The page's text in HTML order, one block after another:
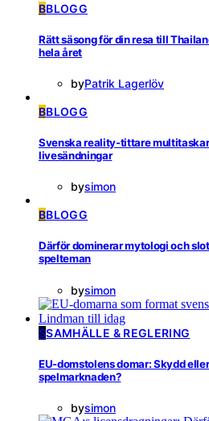
BBLOGG
Rätt säsong för din resa till
hela året
byPatrik Lagerlöv
BBLOGG
Svenska reality-tittare
livesändningar
bysimon
BBLOGG
Därför dominerar mytologi och
spelteman
bysimon
SSAMHÄLLE & REGLERING
EU-domstolens domar: Skydd
spelmarknaden?
bysimon